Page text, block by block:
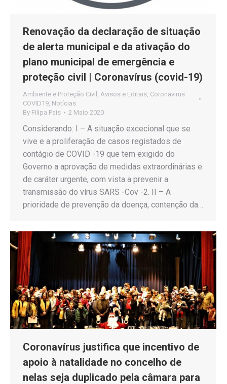
Renovação da declaração de situação
de alerta municipal e da ativação do
plano municipal de emergência e
proteção civil | Coronavírus (covid-19)
Ambiente e Proteção Civil Avisos e Editais Coronavirus
COVID19 Notícias
By Filipa Pais 2 Maio 2020
Considerando: I – A situação excecional que se
vive e a proliferação de casos registados de
contágio de COVID -19 que tem exigido do
Governo a aprovação de medidas extraordinárias e
de caráter urgente, com vista a prevenir a
transmissão do vírus SARS -Cov -2. II – A
prioridade de prevenção da doença, contenção da…
Coronavírus justifica que incentivo de
apoio à natalidade no concelho de
nelas seja duplicado pela câmara para